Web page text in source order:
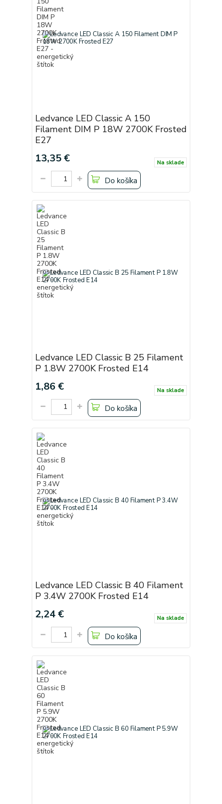
Ledvance LED Classic A 150
Filament DIM P 18W 2700K Frosted
E27
13,35 € Na sklade
Do košíka
Ledvance LED Classic B 25 Filament
P 1.8W 2700K Frosted E14
1,86 € Na sklade
Do košíka
Ledvance LED Classic B 40 Filament
P 3.4W 2700K Frosted E14
2,24 € Na sklade
Do košíka